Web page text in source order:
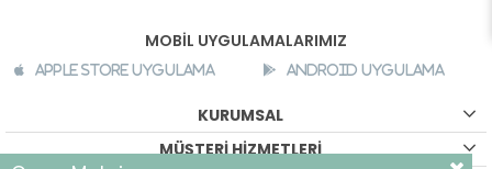
MOBİL UYGULAMALARIMIZ
Apple Store Uygulama Android Uygulama
KURUMSAL
MÜŞTERİ HİZMETLERİ